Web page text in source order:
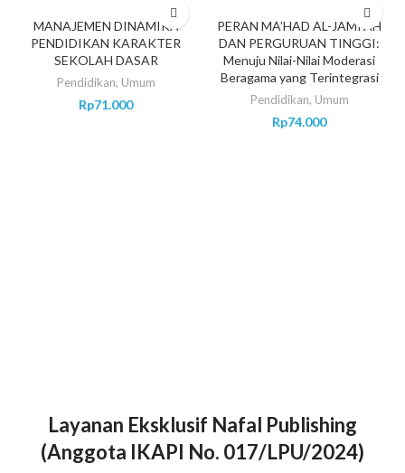
MANAJEMEN DINAMIKA
PENDIDIKAN KARAKTER
SEKOLAH DASAR
Pendidikan, Umum
Rp71.000
PERAN MA’HAD AL-JAMI’AH
DAN PERGURUAN TINGGI:
Menuju Nilai-Nilai Moderasi
Beragama yang Terintegrasi
Pendidikan, Umum
Rp74.000
Layanan Eksklusif Nafal Publishing
(Anggota IKAPI No. 017/LPU/2024)